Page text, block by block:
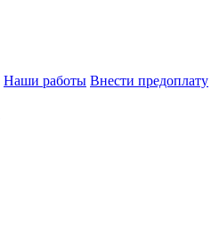
Наши работы Внести предоплату